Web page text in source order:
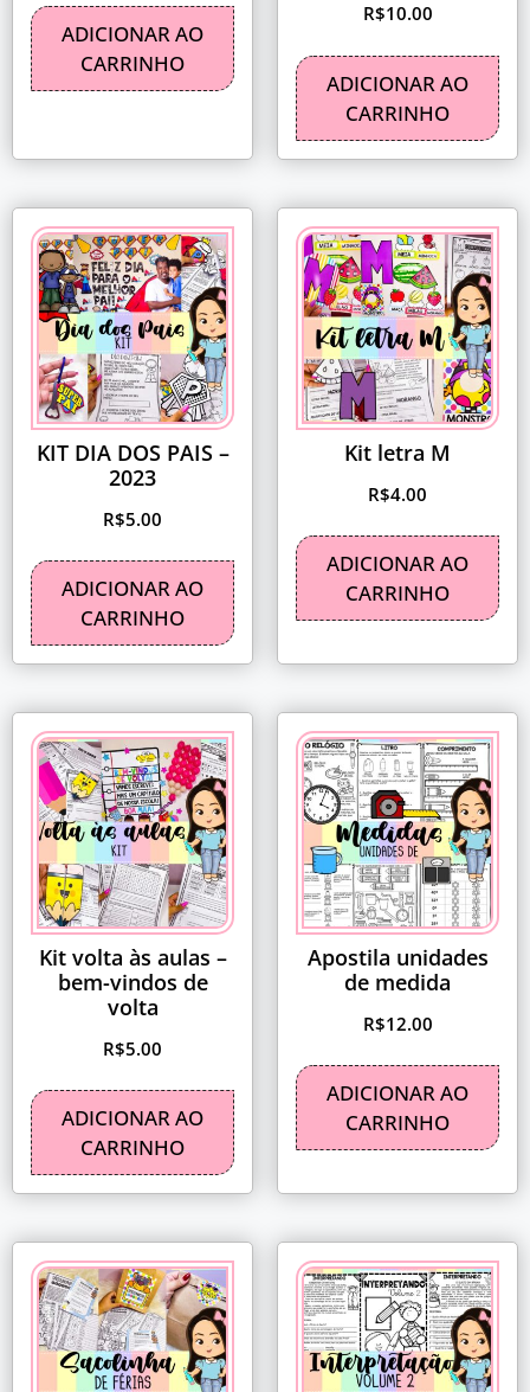
ADICIONAR AO
CARRINHO
R$10.00
ADICIONAR AO
CARRINHO
KIT DIA DOS PAIS –
2023
R$5.00
ADICIONAR AO
CARRINHO
Kit letra M
R$4.00
ADICIONAR AO
CARRINHO
Kit volta às aulas –
bem-vindos de
volta
R$5.00
ADICIONAR AO
CARRINHO
Apostila unidades
de medida
R$12.00
ADICIONAR AO
CARRINHO